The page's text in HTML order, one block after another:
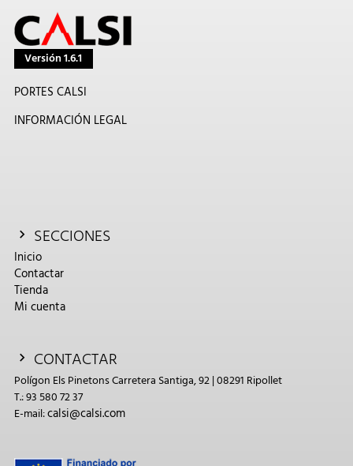
Versión 1.6.1
PORTES CALSI
INFORMACIÓN LEGAL
SECCIONES
Inicio
Contactar
Tienda
Mi cuenta
CONTACTAR
Polígon Els Pinetons Carretera Santiga, 92 | 08291 Ripollet
T.: 93 580 72 37
E-mail:calsi@calsi.com